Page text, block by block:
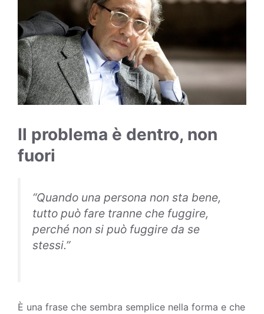
Il problema è dentro, non
fuori
“Quando una persona non sta bene,
tutto può fare tranne che fuggire,
perché non si può fuggire da se
stessi.”
È una frase che sembra semplice nella forma e che